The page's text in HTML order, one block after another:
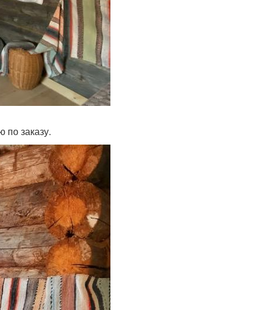
заказу.